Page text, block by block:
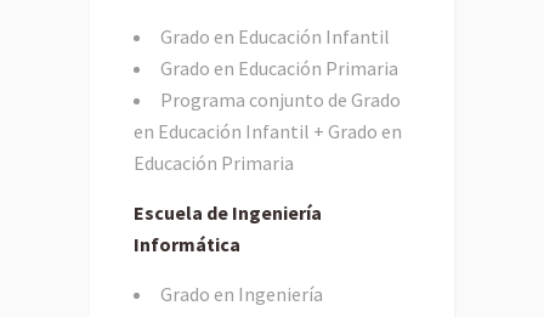
Grado en Educación Infantil
Grado en Educación Primaria
Programa conjunto de Grado
en Educación Infantil + Grado en
Educación Primaria
Escuela de Ingeniería
Informática
Grado en Ingeniería